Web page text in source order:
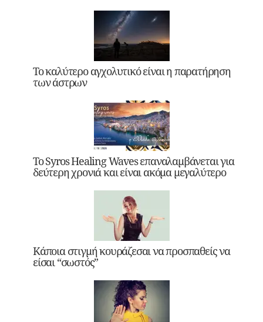
Το καλύτερο αγχολυτικό είναι η παρατήρηση
των άστρων
Το Syros Healing Waves επαναλαμβάνεται για
δεύτερη χρονιά και είναι ακόμα μεγαλύτερο
Κάποια στιγμή κουράζεσαι να προσπαθείς να
είσαι “σωστός”